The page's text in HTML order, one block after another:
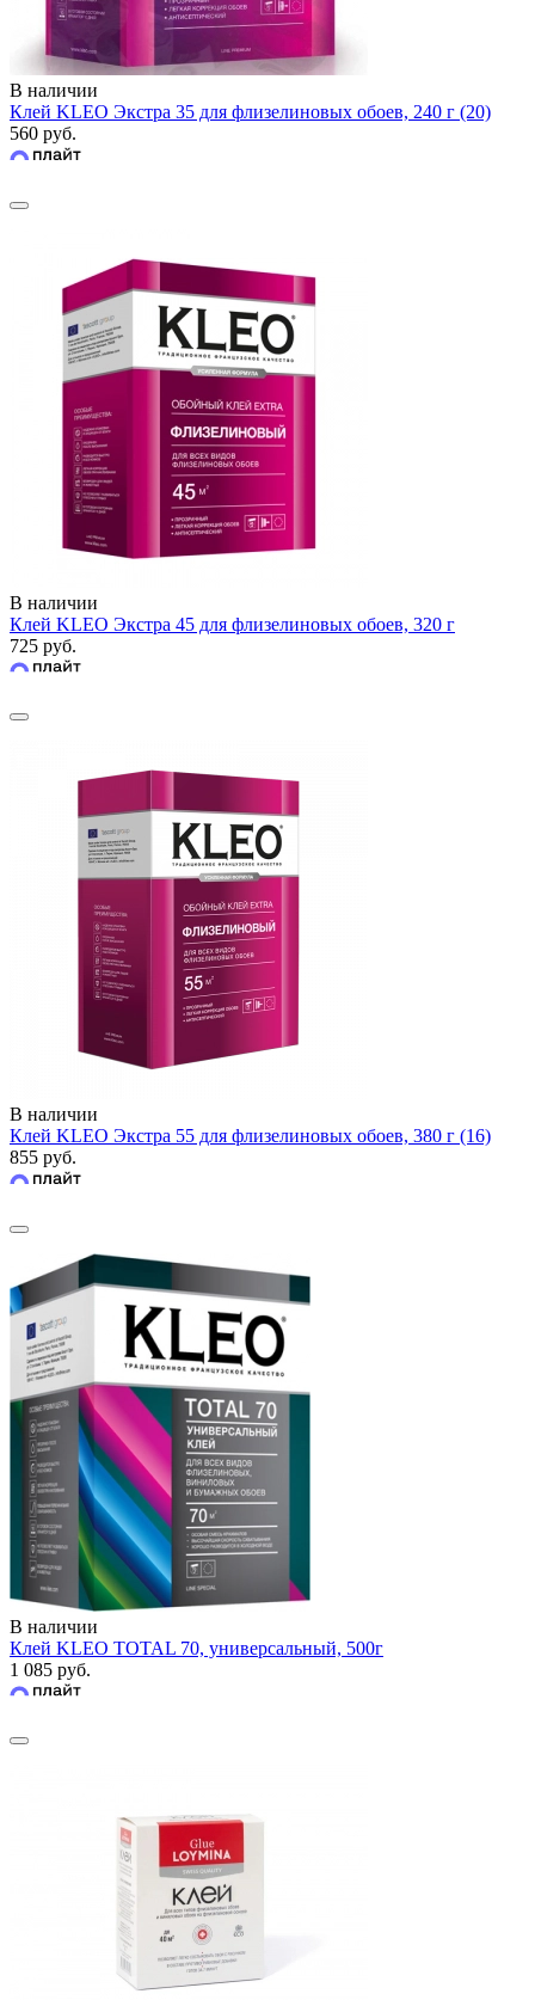
В наличии
Клей KLEO Экстра 35 для флизелиновых обоев, 240 г (20)
560 руб.
В наличии
Клей KLEO Экстра 45 для флизелиновых обоев, 320 г
725 руб.
В наличии
Клей KLEO Экстра 55 для флизелиновых обоев, 380 г (16)
855 руб.
В наличии
Клей KLEO TOTAL 70, универсальный, 500г
1 085 руб.